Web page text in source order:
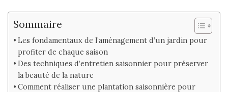
Sommaire
Les fondamentaux de l’aménagement d’un jardin pour
profiter de chaque saison
Des techniques d’entretien saisonnier pour préserver
la beauté de la nature
Comment réaliser une plantation saisonnière pour